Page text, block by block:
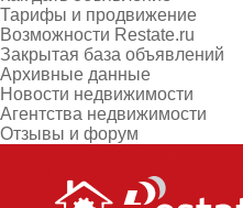
Тарифы и продвижение
Возможности Restate.ru
Закрытая база объявлений
Архивные данные
Новости недвижимости
Агентства недвижимости
Отзывы и форум